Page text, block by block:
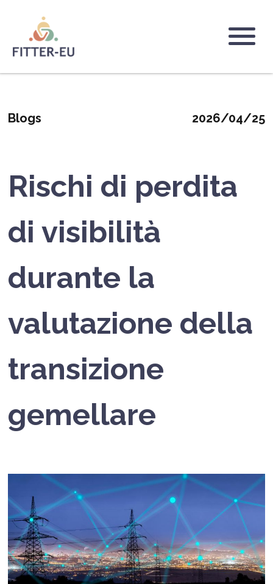
contenuto
principaleLogo
Blogs 2026/04/25
Rischi di perdita
di visibilità
durante la
valutazione della
transizione
gemellare